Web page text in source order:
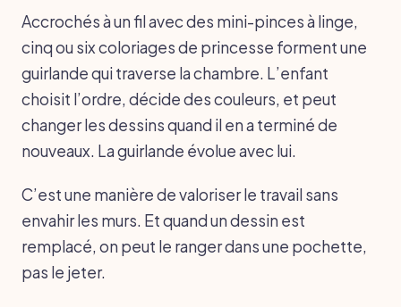
Accrochés à un fil avec des mini-pinces à linge,
cinq ou six coloriages de princesse forment une
guirlande qui traverse la chambre. L’enfant
choisit l’ordre, décide des couleurs, et peut
changer les dessins quand il en a terminé de
nouveaux. La guirlande évolue avec lui.
C’est une manière de valoriser le travail sans
envahir les murs. Et quand un dessin est
remplacé, on peut le ranger dans une pochette,
pas le jeter.